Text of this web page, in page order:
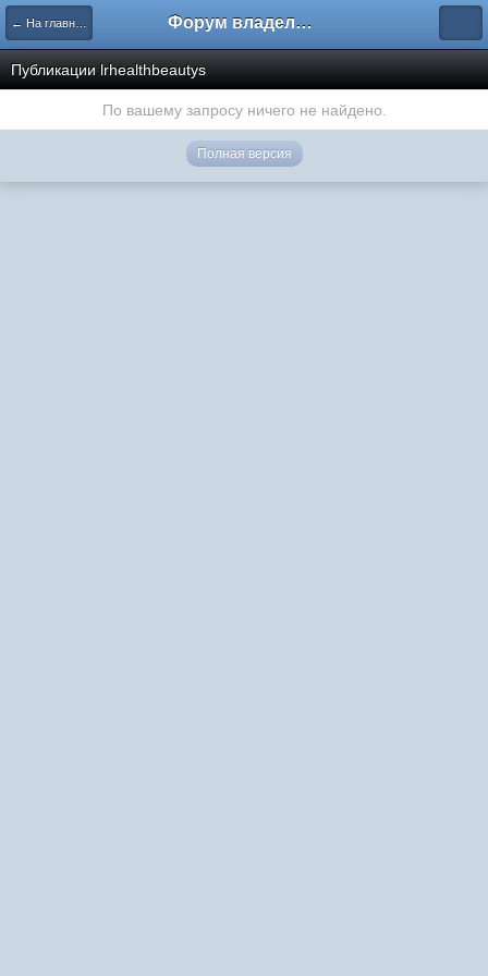
← На главную Форум владельцев интернет-магазинов
Публикации lrhealthbeautys
По вашему запросу ничего не найдено.
Полная версия